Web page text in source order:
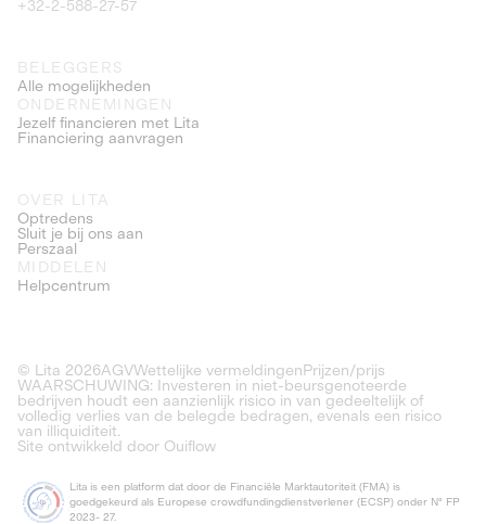
+32-2-588-27-57
BELEGGERS
Alle mogelijkheden
ONDERNEMINGEN
Jezelf financieren met Lita
Financiering aanvragen
OVER LITA
Optredens
Sluit je bij ons aan
Perszaal
MIDDELEN
Helpcentrum
© Lita 2026AGVWettelijke vermeldingenPrijzen/prijs
WAARSCHUWING: Investeren in niet-beursgenoteerde
bedrijven houdt een aanzienlijk risico in van gedeeltelijk of
volledig verlies van de belegde bedragen, evenals een risico
van illiquiditeit.
Site ontwikkeld door Ouiflow
Lita is een platform dat door de Financiële Marktautoriteit (FMA) is
goedgekeurd als Europese crowdfundingdienstverlener (ECSP) onder N° FP
2023- 27.